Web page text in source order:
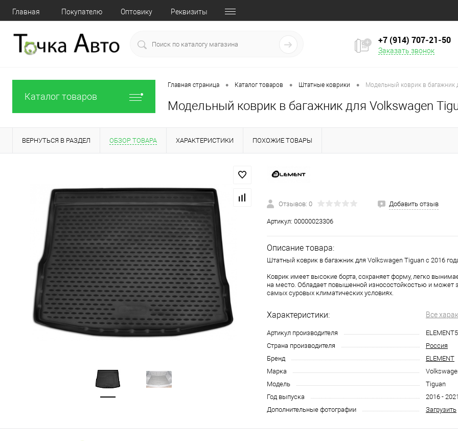
Главная Покупателю Оптовику Реквизиты
+7 (914) 707‒21‒50
Заказать звонок
Каталог товаров
Главная страница • Каталог товаров • Штатные коврики • Модельный коврик в багажник
Модельный коврик в багажник для Volkswagen
ВЕРНУТЬСЯ В РАЗДЕЛ ОБЗОР ТОВАРА ХАРАКТЕРИСТИКИ ПОХОЖИЕ ТОВАРЫ
Отзывов: 0 Добавить отзыв
Артикул: 00000023306
Описание товара:
Штатный коврик в багажник для Volkswagen Tiguan с 2016
Коврик имеет высокие борта, сохраняет форму, легко
на место. Обладает повышенной износостойкостью и может
самых суровых климатических условиях.
Характеристики: Все
Артикул производителя
Страна производителя
Россия
Бренд
ELEMENT
Марка
Модель
Tiguan
Год выпуска
2016 - 2021
Дополнительные фотографии
Загрузить